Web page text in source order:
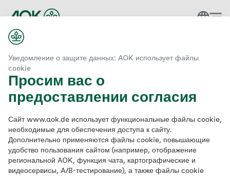
Уведомление о защите данных: AOK использует файлы
cookie
Просим вас о
предоставлении согласия
Сайт www.aok.de использует функциональные файлы cookie,
необходимые для обеспечения доступа к сайту.
Дополнительно применяются файлы cookie, повышающие
удобство пользования сайтом (например, отображение
региональной AOK, функция чата, картографические и
видеосервисы, A/B-тестирование), а также файлы cookie
Назад на главную
AOK protects personal data and provides
information on what data is stored and how it is
Privacy Policy for aok.de
Overview of contents
Privacy Policy
Responsible body and contact details